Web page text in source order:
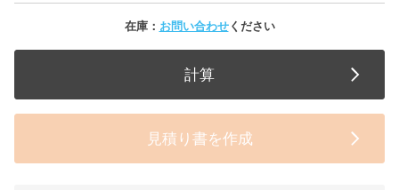
在庫： お問い合わせください
計算
見積り書を作成